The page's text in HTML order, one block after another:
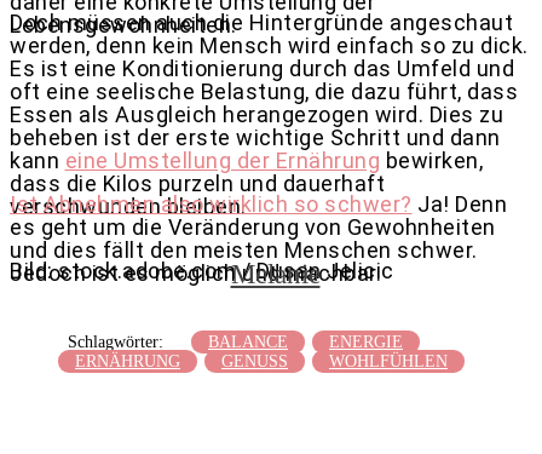
Lebensgewohnheiten.
Doch müssen auch die Hintergründe angeschaut
werden, denn kein Mensch wird einfach so zu dick.
Es ist eine Konditionierung durch das Umfeld und
oft eine seelische Belastung, die dazu führt, dass
Essen als Ausgleich herangezogen wird. Dies zu
beheben ist der erste wichtige Schritt und dann
kann eine Umstellung der Ernährung bewirken,
dass die Kilos purzeln und dauerhaft
verschwunden bleiben.
Ist Abnehmen also wirklich so schwer? Ja! Denn
es geht um die Veränderung von Gewohnheiten
und dies fällt den meisten Menschen schwer.
Jedoch ist es möglich und machbar.
Bild: stock.adobe.com / Dusan Jelicic
Melanie
Schlagwörter: BALANCE
ENERGIE
ERNÄHRUNG
GENUSS WOHLFÜHLEN